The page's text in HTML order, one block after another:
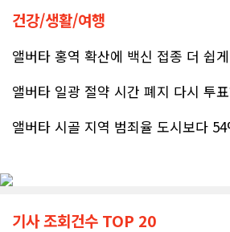
건강/생활/여행
기사 조회건수 TOP 20